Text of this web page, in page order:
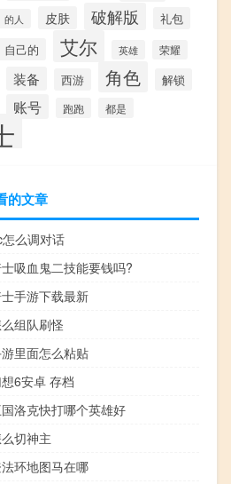
的人 皮肤 破解版 礼包
自己的 艾尔 英雄 荣耀
装备 西游 角色 解锁
账号 跑跑 都是
的文章
怎么调对话
吸血鬼二技能要钱吗?
手游下载最新
组队刷怪
里面怎么粘贴
6安卓 存档
洛克快打哪个英雄好
切神主
环地图马在哪